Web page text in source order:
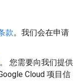
款。我们会在申请
。 您需要向我们提供
Cloud 项目信